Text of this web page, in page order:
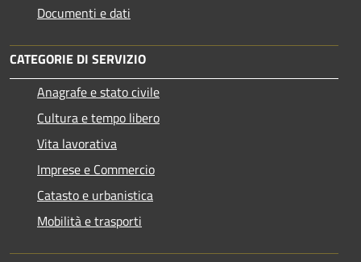
Documenti e dati
CATEGORIE DI SERVIZIO
Anagrafe e stato civile
Cultura e tempo libero
Vita lavorativa
Imprese e Commercio
Catasto e urbanistica
Mobilità e trasporti